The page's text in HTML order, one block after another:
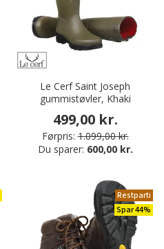
Le Cerf Saint Joseph
gummistøvler, Khaki
499,00 kr.
Førpris: 1.099,00 kr.
Du sparer: 600,00 kr.
Restparti
Spar 44%